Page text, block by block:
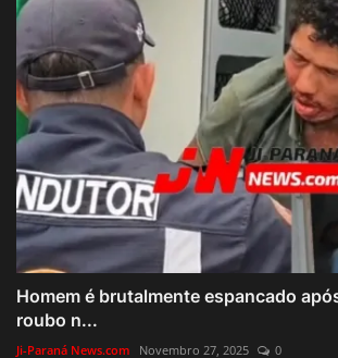
Homem é brutalmente espancado
roubo n...
Ji-Paraná News.com Novembro 27, 2025 0